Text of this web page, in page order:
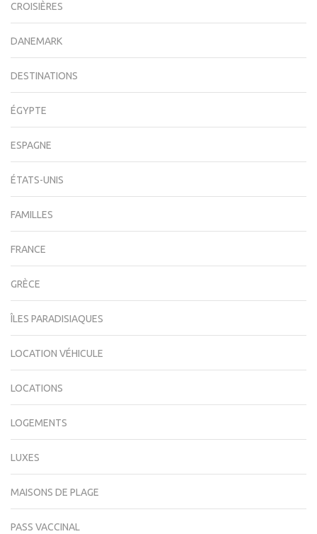
CROISIÈRES
DANEMARK
DESTINATIONS
ÉGYPTE
ESPAGNE
ÉTATS-UNIS
FAMILLES
FRANCE
GRÈCE
ÎLES PARADISIAQUES
LOCATION VÉHICULE
LOCATIONS
LOGEMENTS
LUXES
MAISONS DE PLAGE
PASS VACCINAL